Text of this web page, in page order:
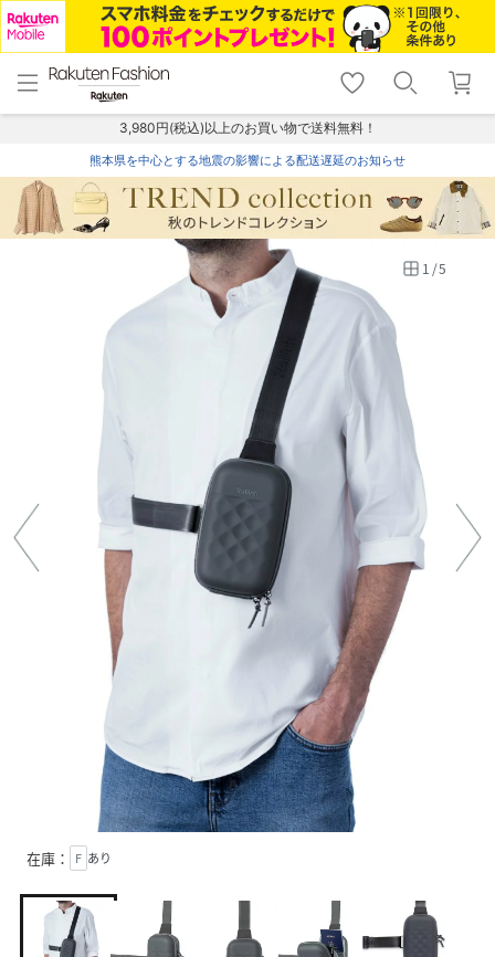
menu home
トップ
shopping_cart lock_outline
ログイン
3,980円(税込)以上のお買い物で送料無料！
熊本県を中心とする地震の影響による配送遅延のお知らせ
1 /5
在庫： F あり